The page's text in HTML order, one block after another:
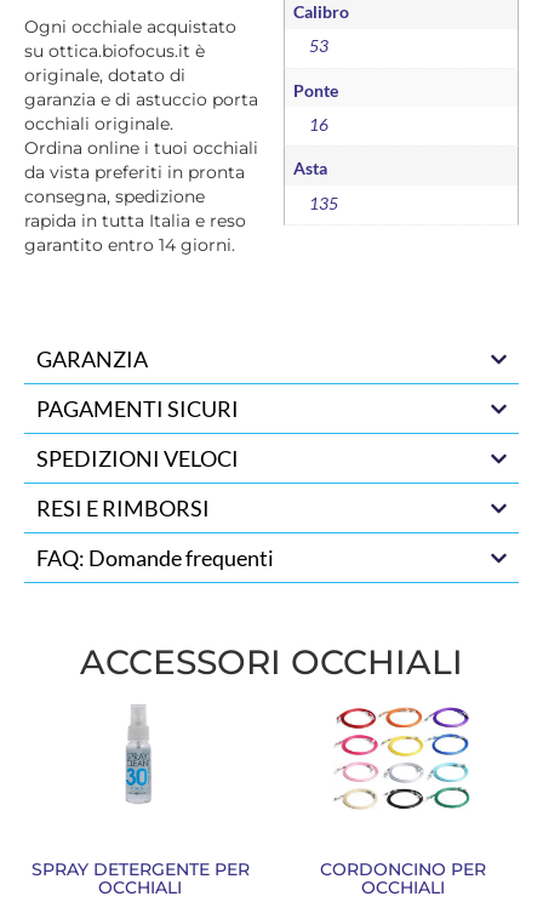
Ogni occhiale acquistato
su ottica.biofocus.it è
originale, dotato di
garanzia e di astuccio porta
occhiali originale.
Ordina online i tuoi occhiali
da vista preferiti in pronta
consegna, spedizione
rapida in tutta Italia e reso
garantito entro 14 giorni.
Calibro
53
Ponte
16
Asta
135
GARANZIA
PAGAMENTI SICURI
SPEDIZIONI VELOCI
RESI E RIMBORSI
FAQ: Domande frequenti
ACCESSORI OCCHIALI
SPRAY DETERGENTE PER
OCCHIALI
CORDONCINO PER
OCCHIALI